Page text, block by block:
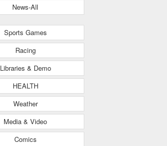
News-All
Sports Games
Racing
Libraries & Demo
HEALTH
Weather
Media & Video
Comics